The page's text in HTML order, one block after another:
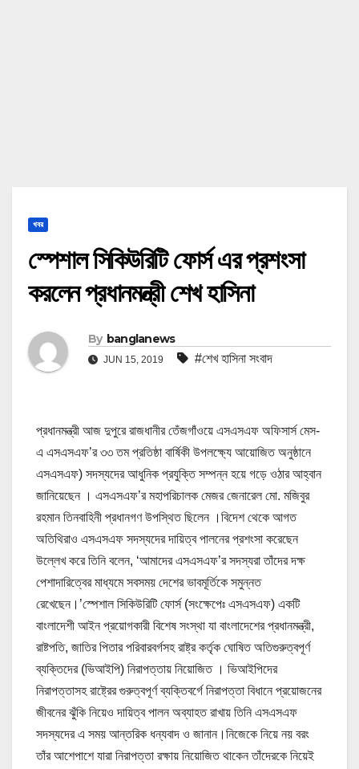
খবর
স্পেশাল সিকিউরিটি ফোর্স এর প্রশংসা
করলেন প্রধানমন্ত্রী শেখ হাসিনা
By banglanews
JUN 15, 2019 #শেখ হাসিনা সংবাদ
প্রধানমন্ত্রী আজ দুপুরে রাজধানীর তেঁজগাঁওয়ে এসএসএফ অফিসার্স মেস-
এ এসএসএফ’র ৩৩ তম প্রতিষ্ঠা বার্ষিকী উপলক্ষ্যে আয়োজিত অনুষ্ঠানে
এসএসএফ) সদস্যদের আধুনিক প্রযুক্তি সম্পন্ন হয়ে গড়ে ওঠার আহ্বান
জানিয়েছেন । এসএসএফ’র মহাপরিচালক মেজর জেনারেল মো. মজিবুর
রহমান তিনবাহিনী প্রধানগণ উপস্থিত ছিলেন ।বিদেশ থেকে আগত
অতিথিরাও এসএসএফ সদস্যদের দায়িত্ব পালনের প্রশংসা করেছেন
উল্লেখ করে তিনি বলেন, ‘আমাদের এসএসএফ’র সদস্যরা তাঁদের দক্ষ
পেশাদারিত্বের মাধ্যমে সবসময় দেশের ভাবমূর্তিকে সমুন্নত
রেখেছেন।’স্পেশাল সিকিউরিটি ফোর্স (সংক্ষেপেঃ এসএসএফ) একটি
বাংলাদেশী আইন প্রয়োগকারী বিশেষ সংস্থা যা বাংলাদেশের প্রধানমন্ত্রী,
রাষ্টপতি, জাতির পিতার পরিবারবর্গসহ রাষ্ট্র কর্তৃক ঘোষিত অতিগুরুত্বপূর্ণ
ব্যক্তিদের (ভিআইপি) নিরাপত্তায় নিয়োজিত । ভিআইপিদের
নিরাপত্তাসহ রাষ্ট্রের গুরুত্বপূর্ণ ব্যক্তিবর্গে নিরাপত্তা বিধানে প্রয়োজনের
জীবনের ঝুঁকি নিয়েও দায়িত্ব পালন অব্যাহত রাখায় তিনি এসএসএফ
সদস্যদের এ সময় আন্তরিক ধন্যবাদ ও জানান।নিজেকে নিয়ে নয় বরং
তাঁর আশেপাশে যারা নিরাপত্তা রক্ষায় নিয়োজিত থাকেন তাঁদেরকে নিয়েই